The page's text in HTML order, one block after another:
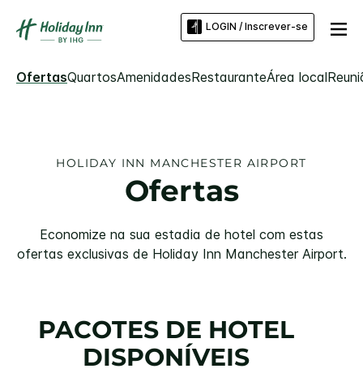
LOGIN / Inscrever-se
OfertasQuartosAmenidadesRestauranteÁrea local
HOLIDAY INN MANCHESTER AIRPORT
Ofertas
Economize na sua estadia de hotel com estas
ofertas exclusivas de Holiday Inn Manchester Airport.
PACOTES DE HOTEL
DISPONÍVEIS